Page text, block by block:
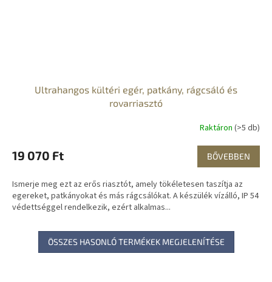
Ultrahangos kültéri egér, patkány, rágcsáló és
rovarriasztó
Raktáron (>5 db)
19 070 Ft BŐVEBBEN
Ismerje meg ezt az erős riasztót, amely tökéletesen taszítja az
egereket, patkányokat és más rágcsálókat. A készülék vízálló, IP 54
védettséggel rendelkezik, ezért alkalmas...
ÖSSZES HASONLÓ TERMÉKEK MEGJELENÍTÉSE